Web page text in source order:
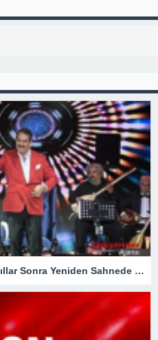
‘İmparator’ İbrahim Tatlıses Yıllar Sonra Yeniden Sahnede – Magazin